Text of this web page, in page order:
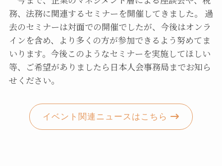
務、法務に関連するセミナーを開催してきました。 過
去のセミナーは対面での開催でしたが、今後はオンラ
インを含め、より多くの方が参加できるよう努めてま
いります。今後このようなセミナーを実施してほしい
等、ご希望がありましたら日本人会事務局までお知ら
せください。
イベント関連ニュースはこちら